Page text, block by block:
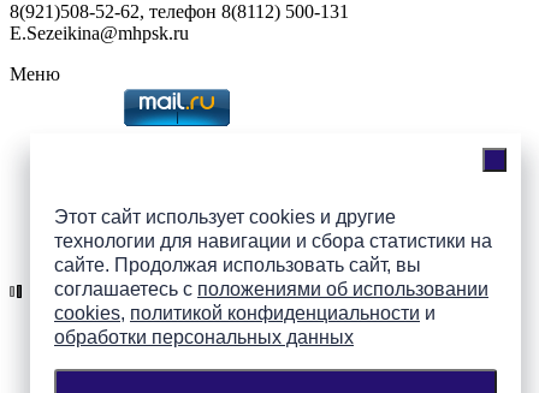
Этот сайт использует cookies и другие
технологии для навигации и сбора статистики на
сайте. Продолжая использовать сайт, вы
соглашаетесь с положениями об использовании
cookies, политикой конфиденциальности и
обработки персональных данных
8(921)508-52-62, телефон 8(8112) 500-131
E.Sezeikina@mhpsk.ru
Меню
Подпишись на группы
ПАИ в соцсетях!